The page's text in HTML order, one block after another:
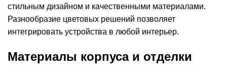
стильным дизайном и качественными материалами.
Разнообразие цветовых решений позволяет
интегрировать устройства в любой интерьер.
Материалы корпуса и отделки